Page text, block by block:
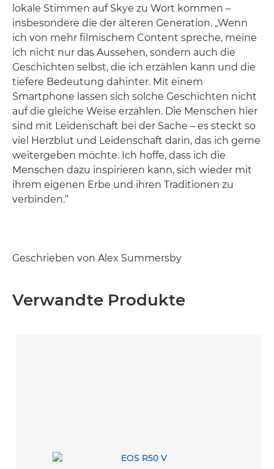
lokale Stimmen auf Skye zu Wort kommen –
insbesondere die der älteren Generation. „Wenn
ich von mehr filmischem Content spreche, meine
ich nicht nur das Aussehen, sondern auch die
Geschichten selbst, die ich erzählen kann und die
tiefere Bedeutung dahinter. Mit einem
Smartphone lassen sich solche Geschichten nicht
auf die gleiche Weise erzählen. Die Menschen hier
sind mit Leidenschaft bei der Sache – es steckt so
viel Herzblut und Leidenschaft darin, das ich gerne
weitergeben möchte. Ich hoffe, dass ich die
Menschen dazu inspirieren kann, sich wieder mit
ihrem eigenen Erbe und ihren Traditionen zu
verbinden.“
Geschrieben von Alex Summersby
Verwandte Produkte